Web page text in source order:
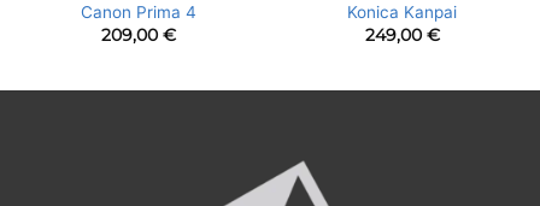
Canon Prima 4
209,00 €
Konica Kanpai
249,00 €